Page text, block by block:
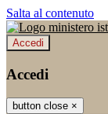
Salta al contenuto
Accedi
Accedi
button close ×